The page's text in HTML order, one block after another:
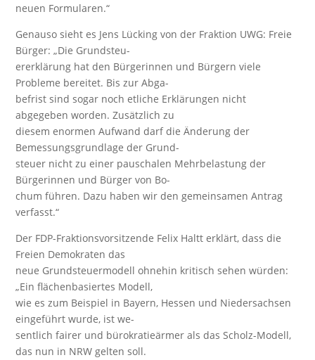
neuen Formularen.“
Genauso sieht es Jens Lücking von der Fraktion UWG: Freie
Bürger: „Die Grundsteu-
ererklärung hat den Bürgerinnen und Bürgern viele
Probleme bereitet. Bis zur Abga-
befrist sind sogar noch etliche Erklärungen nicht
abgegeben worden. Zusätzlich zu
diesem enormen Aufwand darf die Änderung der
Bemessungsgrundlage der Grund-
steuer nicht zu einer pauschalen Mehrbelastung der
Bürgerinnen und Bürger von Bo-
chum führen. Dazu haben wir den gemeinsamen Antrag
verfasst.“
Der FDP-Fraktionsvorsitzende Felix Haltt erklärt, dass die
Freien Demokraten das
neue Grundsteuermodell ohnehin kritisch sehen würden:
„Ein flächenbasiertes Modell,
wie es zum Beispiel in Bayern, Hessen und Niedersachsen
eingeführt wurde, ist we-
sentlich fairer und bürokratieärmer als das Scholz-Modell,
das nun in NRW gelten soll.